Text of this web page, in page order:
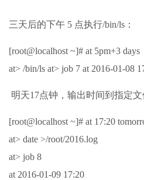
三天后的下午 5 点执行/bin/ls：
[root@localhost ~]# at 5pm+3 days
at> /bin/ls at> job 7 at 2016-01-08
明天17点钟，输出时间到指定文
[root@localhost ~]# at 17:20
at> date >/root/2016.log
at> job 8
at 2016-01-09 17:20